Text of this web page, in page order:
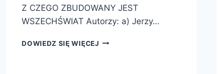
Z CZEGO ZBUDOWANY JEST
WSZECHŚWIAT Autorzy: a) Jerzy…
DOWIEDZ SIĘ WIĘCEJ TRZY